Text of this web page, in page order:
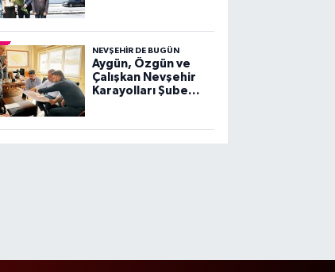
Başladı
NEVŞEHIR DE BUGÜN
Aygün, Özgün ve
Çalışkan Nevşehir
Karayolları Şube